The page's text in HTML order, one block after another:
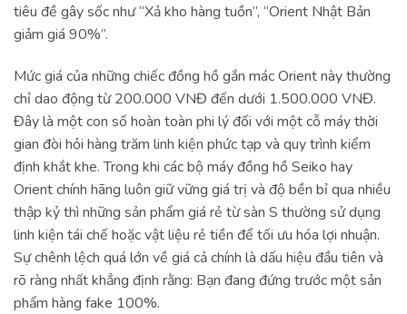
tiêu đề gây sốc như “Xả kho hàng tuồn”, “Orient Nhật Bản
giảm giá 90%”.
Mức giá của những chiếc đồng hồ gắn mác Orient này thường
chỉ dao động từ 200.000 VNĐ đến dưới 1.500.000 VNĐ.
Đây là một con số hoàn toàn phi lý đối với một cỗ máy thời
gian đòi hỏi hàng trăm linh kiện phức tạp và quy trình kiểm
định khắt khe. Trong khi các bộ máy đồng hồ Seiko hay
Orient chính hãng luôn giữ vững giá trị và độ bền bỉ qua nhiều
thập kỷ thì những sản phẩm giá rẻ từ sàn S thường sử dụng
linh kiện tái chế hoặc vật liệu rẻ tiền để tối ưu hóa lợi nhuận.
Sự chênh lệch quá lớn về giá cả chính là dấu hiệu đầu tiên và
rõ ràng nhất khẳng định rằng: Bạn đang đứng trước một sản
phẩm hàng fake 100%.